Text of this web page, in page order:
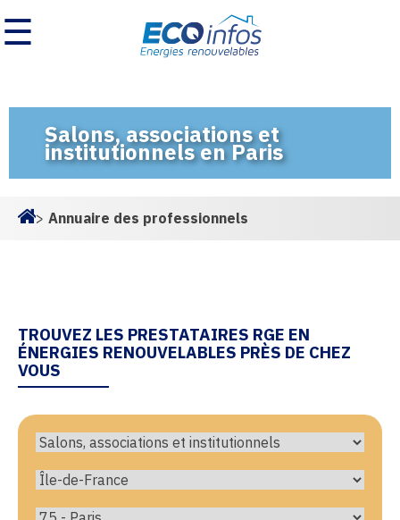
☰
Salons, associations et
institutionnels en Paris
> Annuaire des professionnels
TROUVEZ LES PRESTATAIRES RGE EN
ÉNERGIES RENOUVELABLES PRÈS DE CHEZ
VOUS